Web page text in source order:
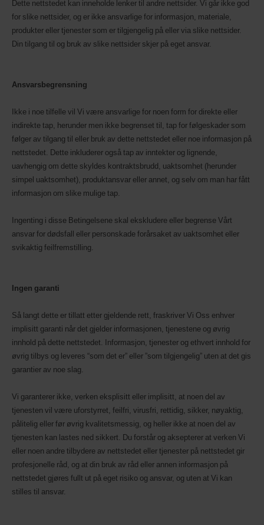
Dette nettstedet kan inneholde lenker til andre nettsider. Vi går ikke god
for slike nettsider, og er ikke ansvarlige for informasjon, materiale,
produkter eller tjenester som er tilgjengelig på eller via slike nettsider.
Din tilgang til og bruk av slike nettsider skjer på eget ansvar.
Ansvarsbegrensning
Ikke i noe tilfelle vil Vi være ansvarlige for noen form for direkte eller
indirekte tap, herunder men ikke begrenset til, tap for følgeskader som
følger av tilgang til eller bruk av dette nettstedet eller noe informasjon på
nettstedet. Dette inkluderer også tap av inntekter og lignende,
uavhengig om dette skyldes kontraktsbrudd, uaktsomhet (herunder
simpel uaktsomhet), produktansvar eller annet, og selv om man har fått
informasjon om slike mulige tap.
Ingenting i disse Betingelsene skal ekskludere eller begrense Vårt
ansvar for dødsfall eller personskade forårsaket av uaktsomhet eller
svikaktig feilfremstilling.
Ingen garanti
Så langt dette er tillatt etter gjeldende rett, fraskriver Vi Oss enhver
implisitt garanti når det gjelder informasjonen, tjenestene og øvrig
innhold på dette nettstedet. Informasjon, tjenester og ethvert innhold for
øvrig tilbys og leveres “som det er” eller ”som tilgjengelig” uten at det gis
garantier av noe slag.
Vi garanterer ikke, verken eksplisitt eller implisitt, at noen del av
tjenesten vil være uforstyrret, feilfri, virusfri, rettidig, sikker, nøyaktig,
pålitelig eller før øvrig kvalitetsmessig, og heller ikke at noen del av
tjenesten kan lastes ned sikkert. Du forstår og aksepterer at verken Vi
eller noen andre tilbydere av nettstedet eller tjenester på nettstedet gir
profesjonelle råd, og at din bruk av råd eller annen informasjon på
nettstedet gjøres fullt ut på eget risiko og ansvar, og uten at Vi kan
stilles til ansvar.